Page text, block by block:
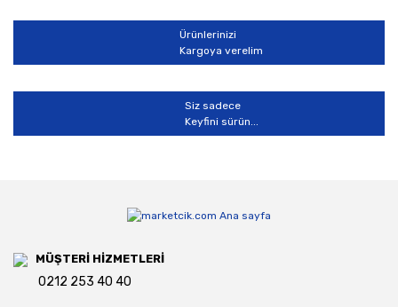
Ürünlerinizi
Kargoya verelim
Siz sadece
Keyfini sürün...
MÜŞTERİ HİZMETLERİ
0212 253 40 40